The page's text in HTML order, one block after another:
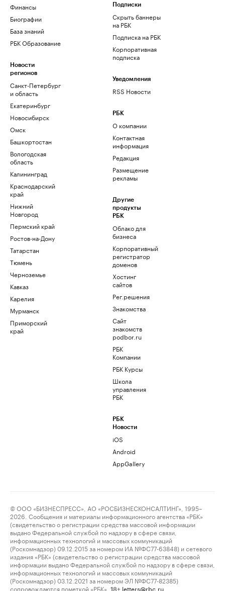
Финансы
Биографии
База знаний
РБК Образование
Новости
регионов
Санкт-Петербург
и область
Екатеринбург
Новосибирск
Омск
Башкортостан
Вологодская
область
Калининград
Краснодарский
край
Нижний
Новгород
Пермский край
Ростов-на-Дону
Татарстан
Тюмень
Черноземье
Кавказ
Карелия
Мурманск
Приморский
край
Подписки
Скрыть баннеры
на РБК
Подписка на РБК
Корпоративная
подписка
Уведомления
RSS Новости
РБК
О компании
Контактная
информация
Редакция
Размещение
рекламы
Другие
продукты
РБК
Облако для
бизнеса
Корпоративный
регистратор
доменов
Хостинг
сайтов
Рег.решения
Знакомства
Сайт
знакомств
podbor.ru
РБК
Компании
РБК Курсы
Школа
управления
РБК
РБК
Новости
iOS
Android
AppGallery
© ООО «БИЗНЕСПРЕСС», АО «РОСБИЗНЕСКОНСАЛТИНГ», 1995–
2026. Сообщения и материалы информационного агентства «РБК»
(свидетельство о регистрации средства массовой информации
выдано Федеральной службой по надзору в сфере связи,
информационных технологий и массовых коммуникаций
(Роскомнадзор) 09.12.2015 за номером ИА №ФС77-63848) и сетевого
издания «РБК» (свидетельство о регистрации средства массовой
информации выдано Федеральной службой по надзору в сфере связи,
информационных технологий и массовых коммуникаций
(Роскомнадзор) 03.12.2021 за номером ЭЛ №ФС77-82385)
сопровождаются пометкой «РБК».
18+ letters@rbc.ru